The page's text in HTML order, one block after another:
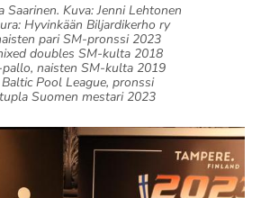
Saarinen. Kuva: Jenni Lehtonen
Hyvinkään Biljardikerho ry
pari SM-pronssi 2023
doubles SM-kulta 2018
naisten SM-kulta 2019
Baltic Pool League, pronssi
tupla Suomen mestari 2023